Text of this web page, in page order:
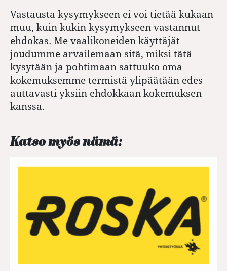
Vastausta kysymykseen ei voi tietää kukaan
muu, kuin kukin kysymykseen vastannut
ehdokas. Me vaalikoneiden käyttäjät
joudumme arvailemaan sitä, miksi tätä
kysytään ja pohtimaan sattuuko oma
kokemuksemme termistä ylipäätään edes
auttavasti yksiin ehdokkaan kokemuksen
kanssa.
Katso myös nämä: